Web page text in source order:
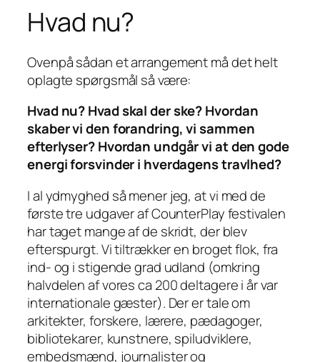
Hvad nu?
Ovenpå sådan et arrangement må det helt
oplagte spørgsmål så være:
Hvad nu? Hvad skal der ske? Hvordan
skaber vi den forandring, vi sammen
efterlyser? Hvordan undgår vi at den gode
energi forsvinder i hverdagens travlhed?
I al ydmyghed så mener jeg, at vi med de
første tre udgaver af CounterPlay festivalen
har taget mange af de skridt, der blev
efterspurgt. Vi tiltrækker en broget flok, fra
ind- og i stigende grad udland (omkring
halvdelen af vores ca 200 deltagere i år var
internationale gæster). Der er tale om
arkitekter, forskere, lærere, pædagoger,
bibliotekarer, kunstnere, spiludviklere,
embedsmænd, journalister og